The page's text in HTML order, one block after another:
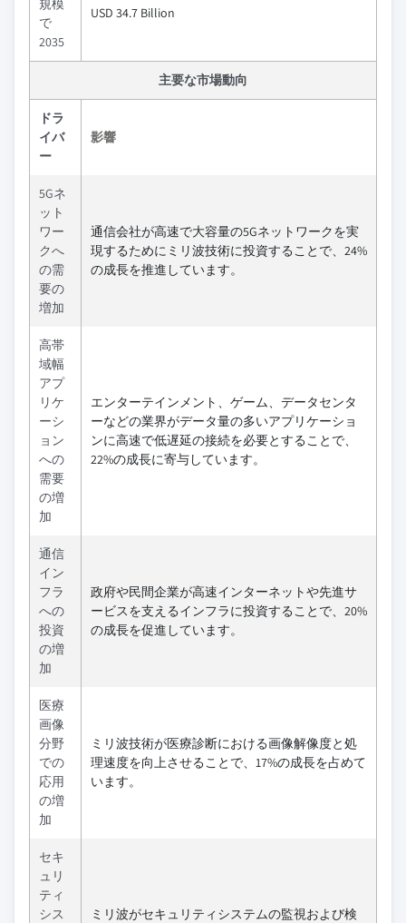
規模
で
2035
USD 34.7 Billion
主要な市場動向
ドラ
イバ
ー
影響
5Gネ
ット
ワー
クへ
の需
要の
増加
通信会社が高速で大容量の5Gネットワークを実
現するためにミリ波技術に投資することで、24%
の成長を推進しています。
高帯
域幅
アプ
リケ
ーシ
ョン
への
需要
の増
加
エンターテインメント、ゲーム、データセンタ
ーなどの業界がデータ量の多いアプリケーショ
ンに高速で低遅延の接続を必要とすることで、
22%の成長に寄与しています。
通信
イン
フラ
への
投資
の増
加
政府や民間企業が高速インターネットや先進サ
ービスを支えるインフラに投資することで、20%
の成長を促進しています。
医療
画像
分野
での
応用
の増
加
ミリ波技術が医療診断における画像解像度と処
理速度を向上させることで、17%の成長を占めて
います。
セキ
ュリ
ティ
シス
ミリ波がセキュリティシステムの監視および検